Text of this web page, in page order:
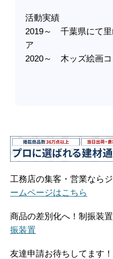
活動実績
2019～ 千葉県にて里
ア
2020～ 木ッズ絵画コ
工務店の集客・営業なら
ームページはこちら
商品の差別化へ！制振装
振装置
友達申請お待ちしてます